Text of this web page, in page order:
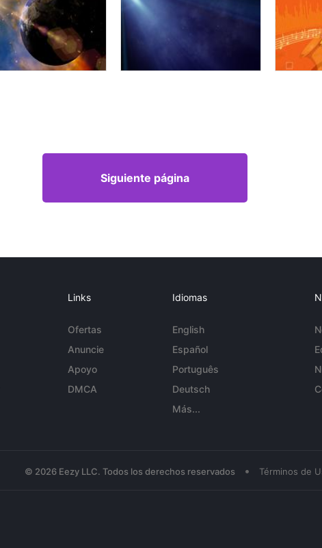
Siguiente página
Links
Ofertas
Anuncie
Apoyo
DMCA
Idiomas
English
Español
Português
Deutsch
Más...
© 2026 Eezy LLC. Todos los derechos reservados • Términos de